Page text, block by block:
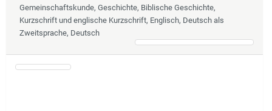
Gemeinschaftskunde, Geschichte, Biblische Geschichte,
Kurzschrift und englische Kurzschrift, Englisch, Deutsch als
Zweitsprache, Deutsch